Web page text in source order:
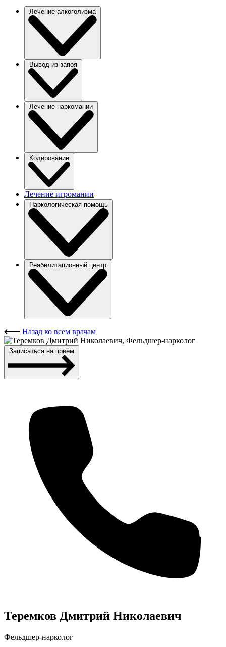
Лечение алкоголизма
Вывод из запоя
Лечение наркомании
Кодирование
Лечение игромании
Наркологическая помощь
Реабилитационный центр
Назад ко всем врачам
Записаться на приём
Теремков Дмитрий Николаевич
Фельдшер-нарколог